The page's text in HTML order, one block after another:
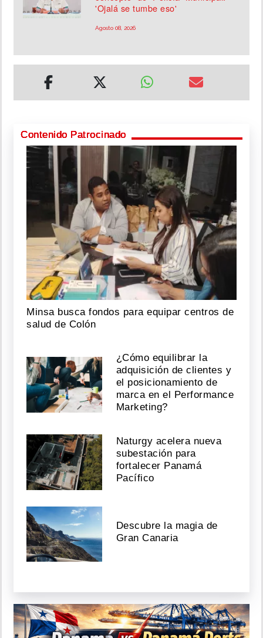
'Ojalá se tumbe eso'
Agosto 08, 2026
Contenido Patrocinado
Minsa busca fondos para equipar centros de
salud de Colón
¿Cómo equilibrar la
adquisición de clientes y
el posicionamiento de
marca en el Performance
Marketing?
Naturgy acelera nueva
subestación para
fortalecer Panamá
Pacífico
Descubre la magia de
Gran Canaria